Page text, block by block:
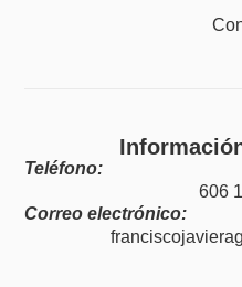
Teléfono:
606
Correo electrónico: